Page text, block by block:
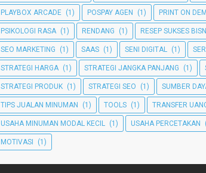
PLAYBOX ARCADE (1) POSPAY AGEN (1) PRINT ON
PSIKOLOGI RASA (1) RENDANG (1) RESEP SUKSES
SEO MARKETING (1) SAAS (1) SENI DIGITAL (1)
STRATEGI HARGA (1) STRATEGI JANGKA PANJANG (1)
STRATEGI PRODUK (1) STRATEGI SEO (1) SUMBER
TIPS JUALAN MINUMAN (1) TOOLS (1) TRANSFER
USAHA MINUMAN MODAL KECIL (1) USAHA PERCETAKAN
MOTIVASI (1)